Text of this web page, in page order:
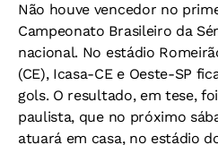
Não houve vencedor no
Campeonato Brasileiro da
nacional. No estádio
(CE), Icasa-CE e Oeste-SP
gols. O resultado, em tese,
paulista, que no próximo
atuará em casa, no estádio